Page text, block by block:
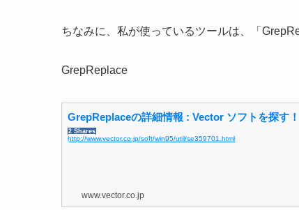
ちなみに、私が使っているツールは、「
GrepReplace
GrepReplaceの詳細情報 : Vector ソフトを探す！
2 Shares
http://www.vector.co.jp/soft/win95/util/se359701.html
www.vector.co.jp